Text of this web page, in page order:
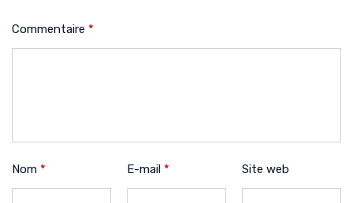
Commentaire *
Nom * E-mail * Site web